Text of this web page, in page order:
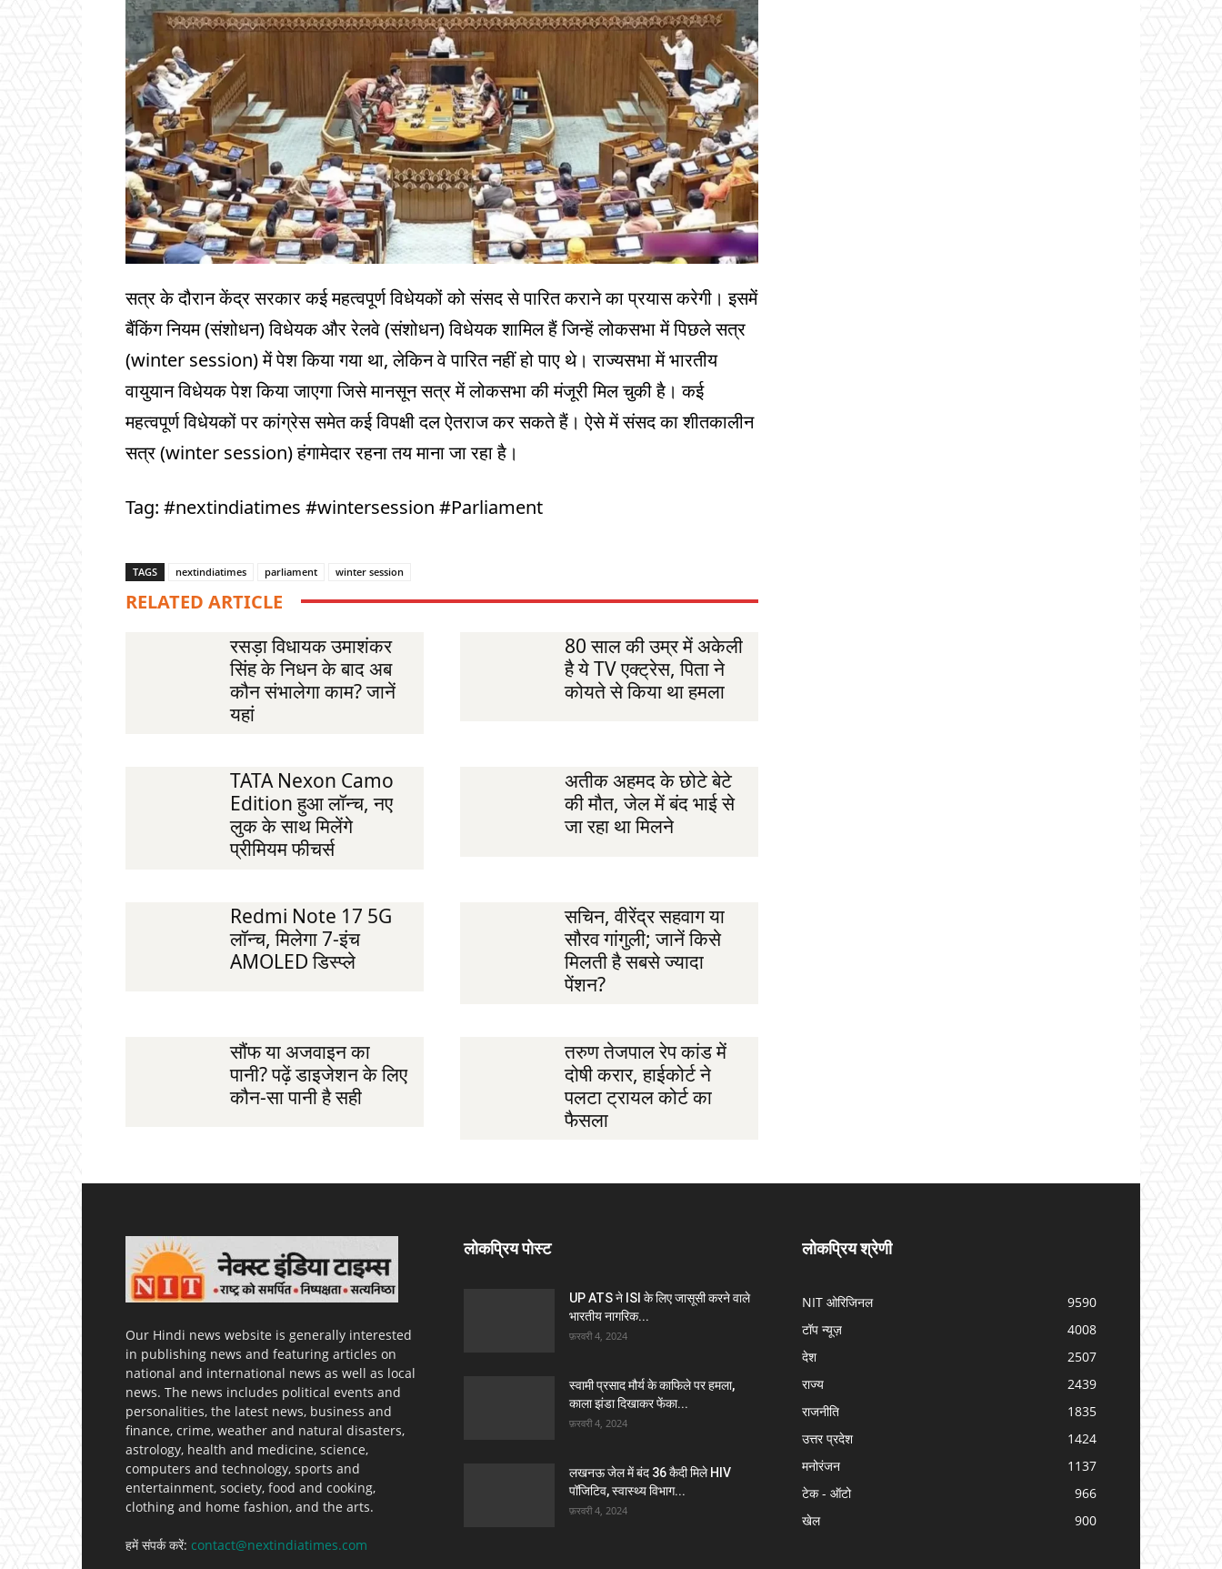
सत्र के दौरान केंद्र सरकार कई महत्वपूर्ण विधेयकों को संसद से पारित कराने का प्रयास करेगी। इसमें
बैंकिंग नियम (संशोधन) विधेयक और रेलवे (संशोधन) विधेयक शामिल हैं जिन्हें लोकसभा में पिछले सत्र
(winter session) में पेश किया गया था, लेकिन वे पारित नहीं हो पाए थे। राज्यसभा में भारतीय
वायुयान विधेयक पेश किया जाएगा जिसे मानसून सत्र में लोकसभा की मंजूरी मिल चुकी है। कई
महत्वपूर्ण विधेयकों पर कांग्रेस समेत कई विपक्षी दल ऐतराज कर सकते हैं। ऐसे में संसद का शीतकालीन
सत्र (winter session) हंगामेदार रहना तय माना जा रहा है।
Tag: #nextindiatimes #wintersession #Parliament
TAGS nextindiatimes parliament winter session
RELATED ARTICLE
रसड़ा विधायक उमाशंकर
सिंह के निधन के बाद अब
कौन संभालेगा काम? जानें
यहां
80 साल की उम्र में अकेली
है ये TV एक्ट्रेस, पिता ने
कोयते से किया था हमला
TATA Nexon Camo
Edition हुआ लॉन्च, नए
लुक के साथ मिलेंगे
प्रीमियम फीचर्स
अतीक अहमद के छोटे बेटे
की मौत, जेल में बंद भाई से
जा रहा था मिलने
Redmi Note 17 5G
लॉन्च, मिलेगा 7-इंच
AMOLED डिस्प्ले
सचिन, वीरेंद्र सहवाग या
सौरव गांगुली; जानें किसे
मिलती है सबसे ज्यादा
पेंशन?
सौंफ या अजवाइन का
पानी? पढ़ें डाइजेशन के लिए
कौन-सा पानी है सही
तरुण तेजपाल रेप कांड में
दोषी करार, हाईकोर्ट ने
पलटा ट्रायल कोर्ट का
फैसला
Our Hindi news website is generally interested
in publishing news and featuring articles on
national and international news as well as local
news. The news includes political events and
personalities, the latest news, business and
finance, crime, weather and natural disasters,
astrology, health and medicine, science,
computers and technology, sports and
entertainment, society, food and cooking,
clothing and home fashion, and the arts.
हमें संपर्क करें: contact@nextindiatimes.com
लोकप्रिय पोस्ट
UP ATS ने ISI के लिए जासूसी करने वाले
भारतीय नागरिक...
फ़रवरी 4, 2024
स्वामी प्रसाद मौर्य के काफिले पर हमला,
काला झंडा दिखाकर फेंका...
फ़रवरी 4, 2024
लखनऊ जेल में बंद 36 कैदी मिले HIV
पॉजिटिव, स्वास्थ्य विभाग...
फ़रवरी 4, 2024
लोकप्रिय श्रेणी
NIT ओरिजिनल
9590
टॉप न्यूज़
4008
देश
2507
राज्य
2439
राजनीति
1835
उत्तर प्रदेश
1424
मनोरंजन
1137
टेक - ऑटो
966
खेल
900